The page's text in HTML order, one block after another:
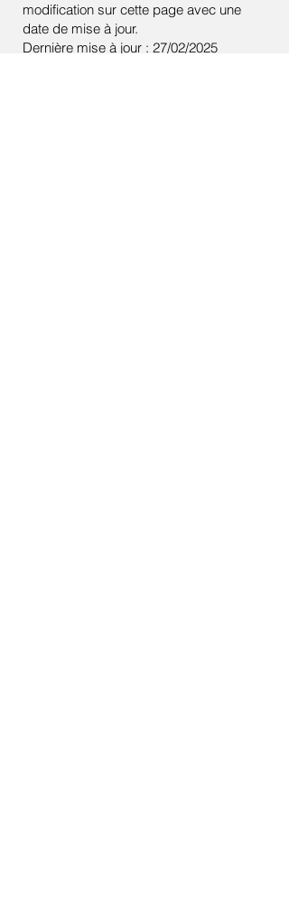
modification sur cette page avec une
date de mise à jour.
Dernière mise à jour : 27/02/2025